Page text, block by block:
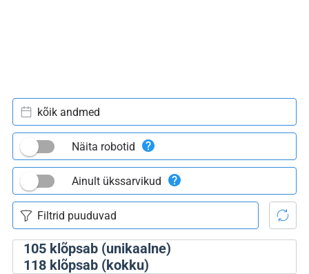
105klõpsab (unikaalne)
118klõpsab (kokku)
kõik andmed
Näita robotid
Ainult ükssarvikud